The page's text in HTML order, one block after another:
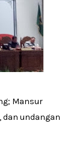
Mansur
dan undangan